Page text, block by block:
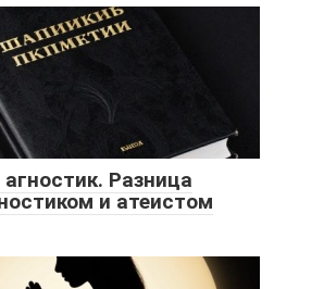
Разница
и атеистом